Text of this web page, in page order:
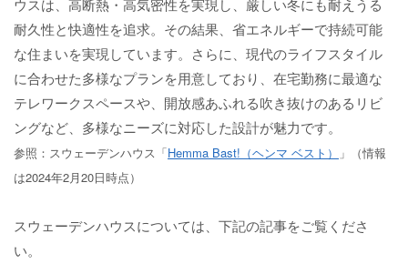
ウスは、高断熱・高気密性を実現し、厳しい冬にも耐えうる
耐久性と快適性を追求。その結果、省エネルギーで持続可能
な住まいを実現しています。さらに、現代のライフスタイル
に合わせた多様なプランを用意しており、在宅勤務に最適な
テレワークスペースや、開放感あふれる吹き抜けのあるリビ
ングなど、多様なニーズに対応した設計が魅力です。
参照：スウェーデンハウス「Hemma Bast!（ヘンマ ベスト）
」（情報
は2024年2月20日時点）
スウェーデンハウスについては、下記の記事をご覧くださ
い。